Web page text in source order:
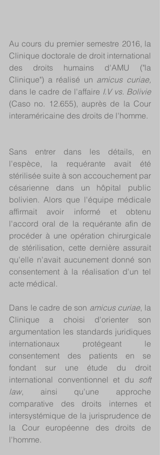
Au cours du premier semestre 2016, la
Clinique doctorale de droit international
des droits humains d'AMU ("la
Clinique") a réalisé un amicus curiae,
dans le cadre de l'affaire I.V vs. Bolivie
(Caso no. 12.655), auprès de la Cour
interaméricaine des droits de l'homme.
Sans entrer dans les détails, en
l'espèce, la requérante avait été
stérilisée suite à son accouchement par
césarienne dans un hôpital public
bolivien. Alors que l'équipe médicale
affirmait avoir informé et obtenu
l'accord oral de la requérante afin de
procéder à une opération chirurgicale
de stérilisation, cette dernière assurait
qu'elle n'avait aucunement donné son
consentement à la réalisation d'un tel
acte médical.
Dans le cadre de son amicus curiae, la
Clinique a choisi d'orienter son
argumentation les standards juridiques
internationaux protégeant le
consentement des patients en se
fondant sur une étude du droit
international conventionnel et du soft
law, ainsi qu'une approche
comparative des droits internes et
intersystémique de la jurisprudence de
la Cour européenne des droits de
l'homme.